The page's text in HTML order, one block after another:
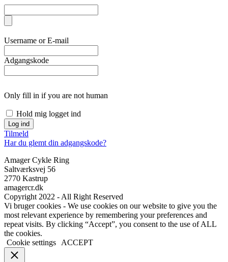
Username or E-mail
Adgangskode
Only fill in if you are not human
Hold mig logget ind
Tilmeld
Har du glemt din adgangskode?
Amager Cykle Ring
Saltværksvej 56
2770 Kastrup
amagercr.dk
Copyright 2022 - All Right Reserved
Vi bruger cookies - We use cookies on our website to give you the
most relevant experience by remembering your preferences and
repeat visits. By clicking “Accept”, you consent to the use of ALL
the cookies.
Cookie settings
ACCEPT